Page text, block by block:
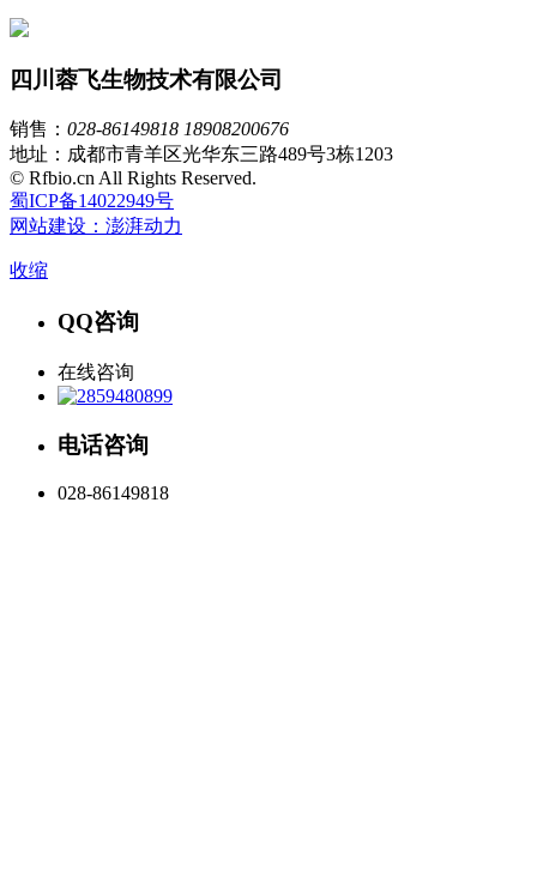
四川蓉飞生物技术有限公司
销售： 028-86149818 18908200676
地址：成都市青羊区光华东三路489号3栋1203
© Rfbio.cn All Rights Reserved.
蜀ICP备14022949号
网站建设：澎湃动力
收缩
QQ咨询
在线咨询
电话咨询
028-86149818